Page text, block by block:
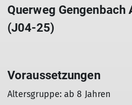
Querweg Gengenbach
(J04-25)
Voraussetzungen
Altersgruppe: ab 8 Jahren